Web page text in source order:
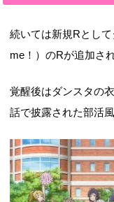
続いては新規Rとし
me！）のRが追加さ
覚醒後はダンスタの
話で披露された部活